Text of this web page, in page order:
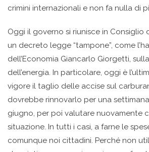
crimini internazionali e non fa nulla di
Oggi il governo si riunisce in Consiglio
un decreto legge “tampone”, come
dell’Economia Giancarlo Giorgetti,
dell’energia. In particolare, oggi è
vigore il taglio delle accise sul
dovrebbe rinnovarlo per una
giugno, per poi valutare nuovamente
situazione. In tutti i casi, a farne le
comunque noi cittadini. Perché non